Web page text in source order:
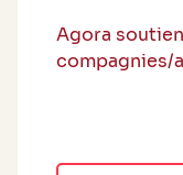
Agora
compagnies/